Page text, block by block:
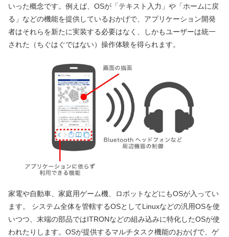
いった概念です。例えば、OSが「テキスト入力」や「ホームに戻
る」などの機能を提供しているおかげで、アプリケーション開発
者はそれらを新たに実装する必要はなく、しかもユーザーは統一
された（ちぐはぐではない）操作体験を得られます。
家電や自動車、家庭用ゲーム機、ロボットなどにもOSが入ってい
ます。 システム全体を管轄するOSとしてLinuxなどの汎用OSを使
いつつ、末端の部品ではITRONなどの組み込みに特化したOSが使
われたりします。OSが提供するマルチタスク機能のおかげで、ゲ